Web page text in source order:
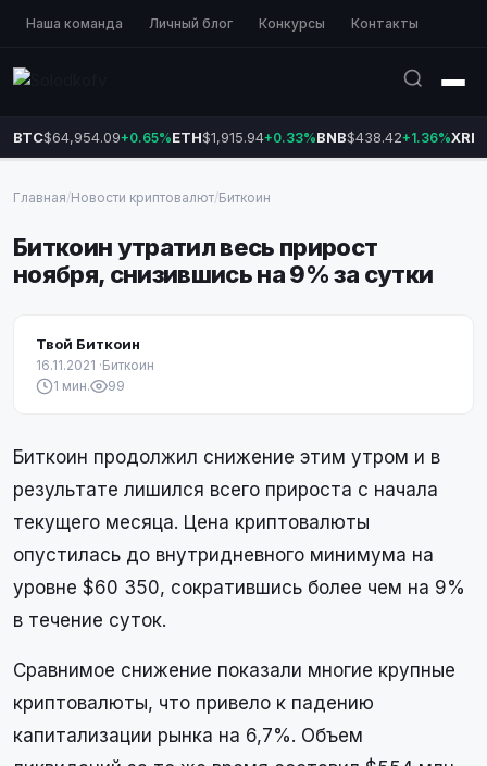
Наша команда Личный блог Конкурсы Контакты
BTC$64,954.09+0.65%ETH$1,915.94+0.33%BNB$438.42+1.36%XRP
Главная/Новости криптовалют/Биткоин
Биткоин утратил весь прирост
ноября, снизившись на 9% за сутки
Твой Биткоин
16.11.2021 ·Биткоин
1 мин.
99
Биткоин продолжил снижение этим утром и в
результате лишился всего прироста с начала
текущего месяца. Цена криптовалюты
опустилась до внутридневного минимума на
уровне $60 350, сократившись более чем на 9%
в течение суток.
Сравнимое снижение показали многие крупные
криптовалюты, что привело к падению
капитализации рынка на 6,7%. Объем